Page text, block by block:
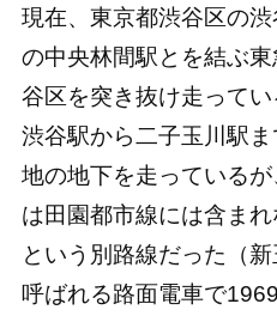
現在、東京都渋谷区の
の中央林間駅とを結ぶ
谷区を突き抜け走ってい
渋谷駅から二子玉川駅
地の地下を走っている
は田園都市線には含まれ
という別路線だった（
呼ばれる路面電車で